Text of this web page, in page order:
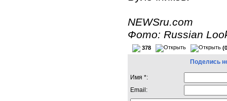
NEWSru.com
Фото: Russian
378
Поделись
Имя *:
Email: